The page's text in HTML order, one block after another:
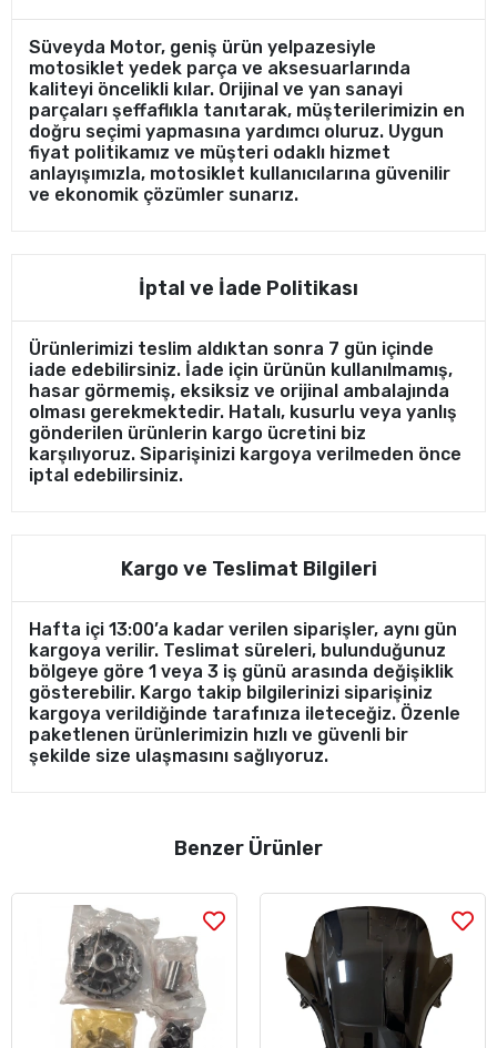
Süveyda Motor, geniş ürün yelpazesiyle
motosiklet yedek parça ve aksesuarlarında
kaliteyi öncelikli kılar. Orijinal ve yan sanayi
parçaları şeffaflıkla tanıtarak, müşterilerimizin en
doğru seçimi yapmasına yardımcı oluruz. Uygun
fiyat politikamız ve müşteri odaklı hizmet
anlayışımızla, motosiklet kullanıcılarına güvenilir
ve ekonomik çözümler sunarız.
İptal ve İade Politikası
Ürünlerimizi teslim aldıktan sonra 7 gün içinde
iade edebilirsiniz. İade için ürünün kullanılmamış,
hasar görmemiş, eksiksiz ve orijinal ambalajında
olması gerekmektedir. Hatalı, kusurlu veya yanlış
gönderilen ürünlerin kargo ücretini biz
karşılıyoruz. Siparişinizi kargoya verilmeden önce
iptal edebilirsiniz.
Kargo ve Teslimat Bilgileri
Hafta içi 13:00’a kadar verilen siparişler, aynı gün
kargoya verilir. Teslimat süreleri, bulunduğunuz
bölgeye göre 1 veya 3 iş günü arasında değişiklik
gösterebilir. Kargo takip bilgilerinizi siparişiniz
kargoya verildiğinde tarafınıza ileteceğiz. Özenle
paketlenen ürünlerimizin hızlı ve güvenli bir
şekilde size ulaşmasını sağlıyoruz.
Benzer Ürünler